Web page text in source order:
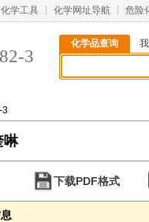
化学工具 化学网址导航 危险
3
化学品查询
3
啉
下载PDF格式